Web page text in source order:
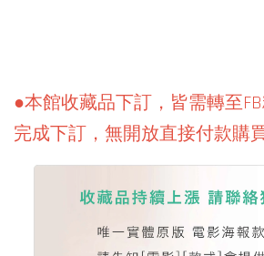
●本館收藏品下訂，皆需轉至
完成下訂，無開放直接付款購